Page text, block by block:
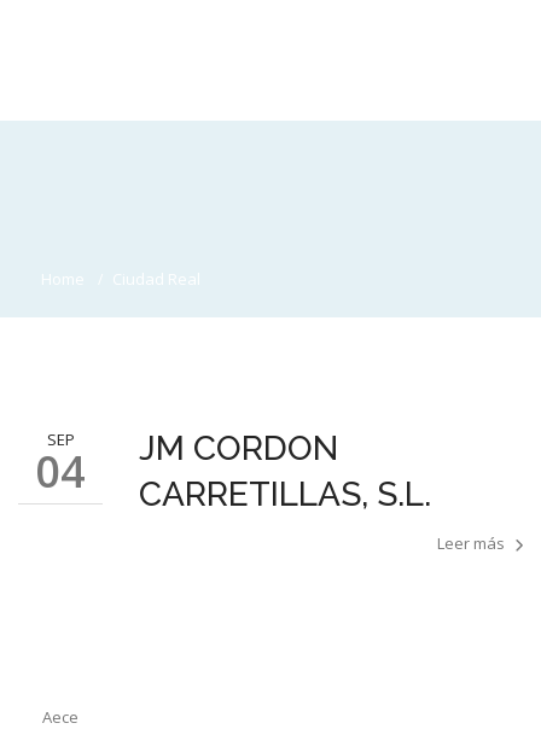
Home Ciudad Real
SEP
04
Aece
JM CORDON
CARRETILLAS, S.L.
Leer más